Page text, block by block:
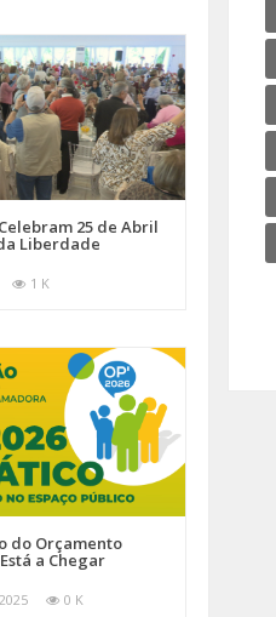
25 de Abril
Liberdade
1 K
do Orçamento
a Chegar
0 K